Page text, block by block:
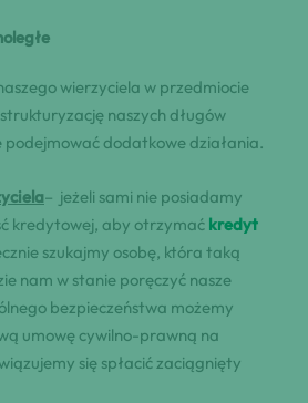
wierzyciela w przedmiocie
naszych długów
podejmować dodatkowe działania.
– jeżeli sami nie posiadamy
kredytowej, aby otrzymać kredyt
szukajmy osobę, która taką
nam w stanie poręczyć nasze
bezpieczeństwa możemy
umowę cywilno-prawną na
się spłacić zaciągnięty